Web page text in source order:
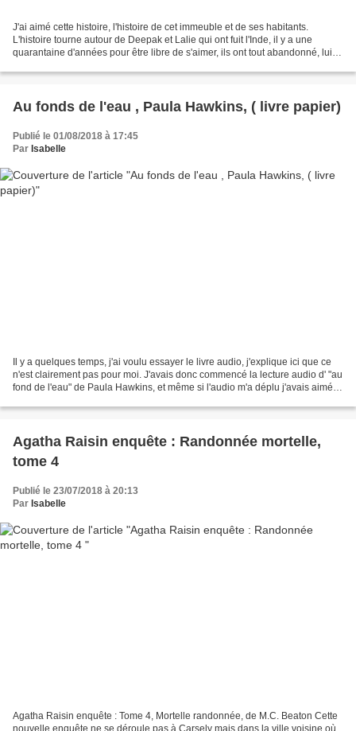
J'ai aimé cette histoire, l'histoire de cet immeuble et de ses habitants.
L'histoire tourne autour de Deepak et Lalie qui ont fuit l'Inde, il y a une
quarantaine d'années pour être libre de s'aimer, ils ont tout abandonné, lui,
Au fonds de l'eau , Paula Hawkins, ( livre papier)
Publié le 01/08/2018 à 17:45
Par Isabelle
Il y a quelques temps, j'ai voulu essayer le livre audio, j'explique ici que ce
n'est clairement pas pour moi. J'avais donc commencé la lecture audio d' "au
fond de l'eau" de Paula Hawkins, et même si l'audio m'a déplu j'avais aimé
Agatha Raisin enquête : Randonnée mortelle,
tome 4
Publié le 23/07/2018 à 20:13
Par Isabelle
Agatha Raisin enquête : Tome 4, Mortelle randonnée, de M.C. Beaton Cette
nouvelle enquête ne se déroule pas à Carsely mais dans la ville voisine où